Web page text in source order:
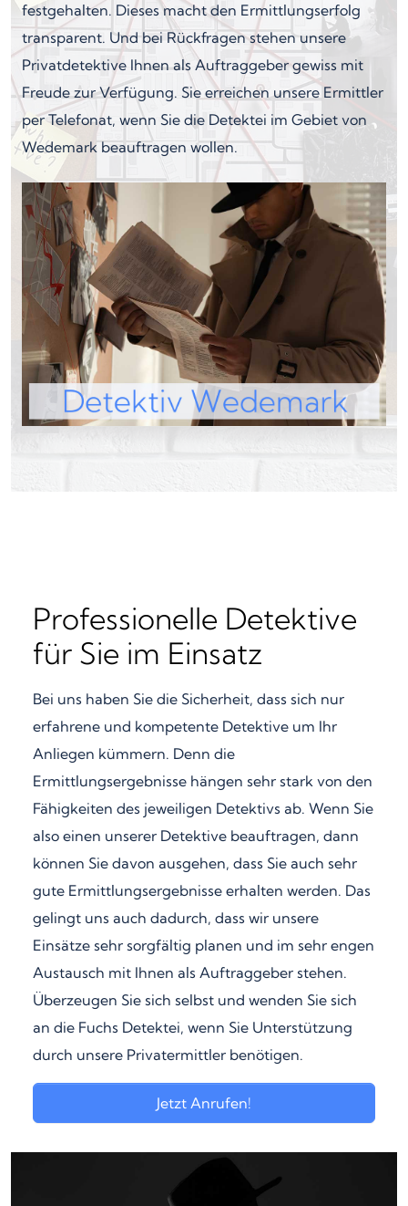
festgehalten. Dieses macht den Ermittlungserfolg
transparent. Und bei Rückfragen stehen unsere
Privatdetektive Ihnen als Auftraggeber gewiss mit
Freude zur Verfügung. Sie erreichen unsere Ermittler
per Telefonat, wenn Sie die Detektei im Gebiet von
Wedemark beauftragen wollen.
Professionelle Detektive
für Sie im Einsatz
Bei uns haben Sie die Sicherheit, dass sich nur
erfahrene und kompetente Detektive um Ihr
Anliegen kümmern. Denn die
Ermittlungsergebnisse hängen sehr stark von den
Fähigkeiten des jeweiligen Detektivs ab. Wenn Sie
also einen unserer Detektive beauftragen, dann
können Sie davon ausgehen, dass Sie auch sehr
gute Ermittlungsergebnisse erhalten werden. Das
gelingt uns auch dadurch, dass wir unsere
Einsätze sehr sorgfältig planen und im sehr engen
Austausch mit Ihnen als Auftraggeber stehen.
Überzeugen Sie sich selbst und wenden Sie sich
an die Fuchs Detektei, wenn Sie Unterstützung
durch unsere Privatermittler benötigen.
Jetzt Anrufen!